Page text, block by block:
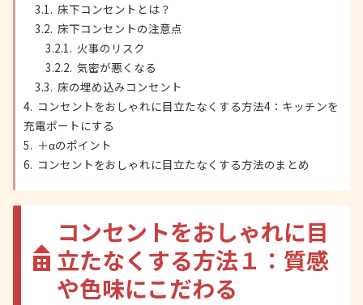
床下コンセントとは？
床下コンセントの注意点
火事のリスク
気密が悪くなる
床の埋め込みコンセント
コンセントをおしゃれに目立たなくする方法4：キッチンを
充電ポートにする
＋αのポイント
コンセントをおしゃれに目立たなくする方法のまとめ
コンセントをおしゃれに目
立たなくする方法１：質感
や色味にこだわる